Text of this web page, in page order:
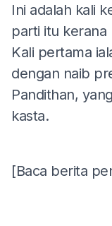
Ini adalah kali
parti itu
Kali pertama
dengan naib
Pandithan,
kasta.
[Baca berita